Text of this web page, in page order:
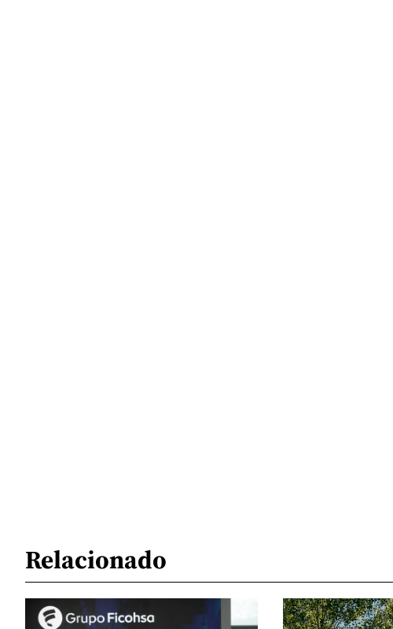
Relacionado